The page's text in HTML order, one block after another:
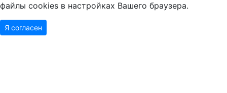
файлы cookies в настройках Вашего браузера.
Я согласен